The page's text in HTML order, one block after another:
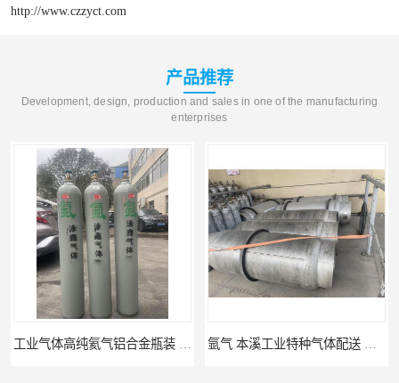
http://www.czzyct.com
产品推荐
Development, design, production and sales in one of the manufacturing
enterprises